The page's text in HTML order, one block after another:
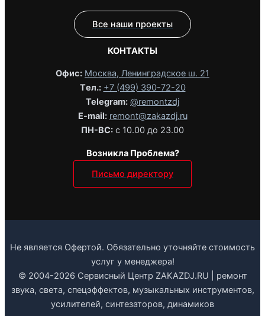
Все наши проекты
КОНТАКТЫ
Офис: Москва, Ленинградское ш. 21
Tел.: +7 (499) 390-72-20
Telegram: @remontzdj‬
E-mail: remont@zakazdj.ru
ПН-ВС: с 10.00 до 23.00
Возникла Проблема?
Письмо директору
Не является Офертой. Обязательно уточняйте стоимость
услуг у менеджера!
© 2004-2026 Сервисный Центр ZAKAZDJ.RU | ремонт
звука, света, спецэффектов, музыкальных инструментов,
усилителей, синтезаторов, динамиков